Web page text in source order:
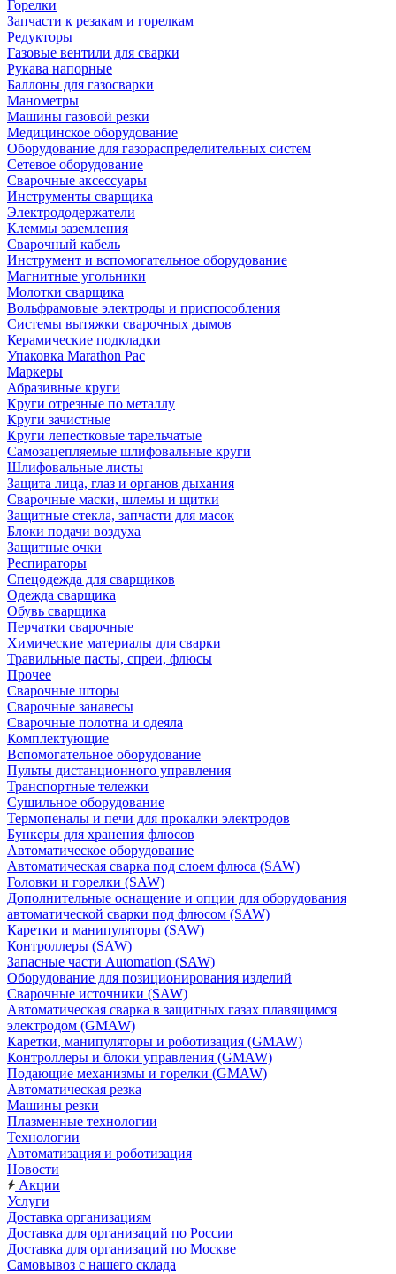
Горелки
Запчасти к резакам и горелкам
Редукторы
Газовые вентили для сварки
Рукава напорные
Баллоны для газосварки
Манометры
Машины газовой резки
Медицинское оборудование
Оборудование для газораспределительных систем
Сетевое оборудование
Сварочные аксессуары
Инструменты сварщика
Электрододержатели
Клеммы заземления
Сварочный кабель
Инструмент и вспомогательное оборудование
Магнитные угольники
Молотки сварщика
Вольфрамовые электроды и приспособления
Системы вытяжки сварочных дымов
Керамические подкладки
Упаковка Marathon Pac
Маркеры
Абразивные круги
Круги отрезные по металлу
Круги зачистные
Круги лепестковые тарельчатые
Самозацепляемые шлифовальные круги
Шлифовальные листы
Защита лица, глаз и органов дыхания
Сварочные маски, шлемы и щитки
Защитные стекла, запчасти для масок
Блоки подачи воздуха
Защитные очки
Респираторы
Спецодежда для сварщиков
Одежда сварщика
Обувь сварщика
Перчатки сварочные
Химические материалы для сварки
Травильные пасты, спреи, флюсы
Прочее
Сварочные шторы
Сварочные занавесы
Сварочные полотна и одеяла
Комплектующие
Вспомогательное оборудование
Пульты дистанционного управления
Транспортные тележки
Сушильное оборудование
Термопеналы и печи для прокалки электродов
Бункеры для хранения флюсов
Автоматическое оборудование
Автоматическая сварка под слоем флюса (SAW)
Головки и горелки (SAW)
Дополнительные оснащение и опции для оборудования
автоматической сварки под флюсом (SAW)
Каретки и манипуляторы (SAW)
Контроллеры (SAW)
Запасные части Automation (SAW)
Оборудование для позиционирования изделий
Сварочные источники (SAW)
Автоматическая сварка в защитных газах плавящимся
электродом (GMAW)
Каретки, манипуляторы и роботизация (GMAW)
Контроллеры и блоки управления (GMAW)
Подающие механизмы и горелки (GMAW)
Автоматическая резка
Машины резки
Плазменные технологии
Технологии
Автоматизация и роботизация
Новости
Акции
Услуги
Доставка организациям
Доставка для организаций по России
Доставка для организаций по Москве
Самовывоз с нашего склада